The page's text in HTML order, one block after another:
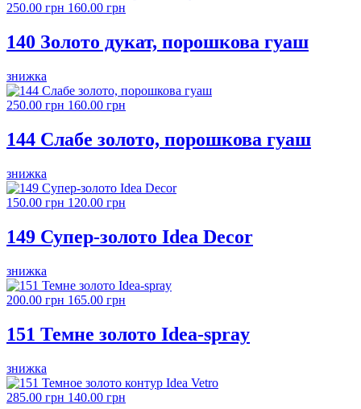
250.00 грн 160.00 грн
140 Золото дукат, порошкова гуаш
знижка
250.00 грн 160.00 грн
144 Слабе золото, порошкова гуаш
знижка
150.00 грн 120.00 грн
149 Супер-золото Idea Decor
знижка
200.00 грн 165.00 грн
151 Темне золото Idea-spray
знижка
285.00 грн 140.00 грн